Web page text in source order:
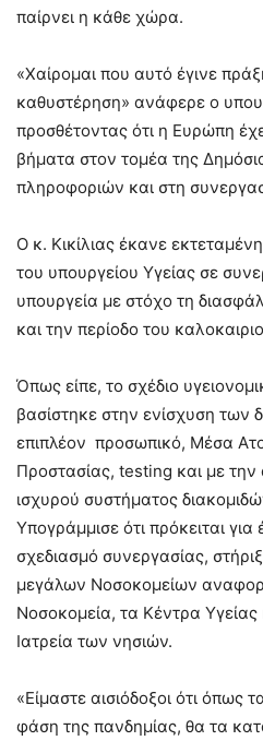
παίρνει η κάθε χώρα.
«Χαίρομαι που αυτό έγινε
καθυστέρηση» ανάφερε ο
προσθέτοντας ότι η Ευρώπη
βήματα στον τομέα της
πληροφοριών και στη
Ο κ. Κικίλιας έκανε
του υπουργείου Υγείας σε
υπουργεία με στόχο τη
και την περίοδο του
Όπως είπε, το σχέδιο
βασίστηκε στην ενίσχυση των
επιπλέον προσωπικό, Μέσα
Προστασίας, testing και με
ισχυρού συστήματος
Υπογράμμισε ότι πρόκειται
σχεδιασμό συνεργασίας,
μεγάλων Νοσοκομείων
Νοσοκομεία, τα Κέντρα Υγείας
Ιατρεία των νησιών.
«Είμαστε αισιόδοξοι ότι
φάση της πανδημίας, θα τα